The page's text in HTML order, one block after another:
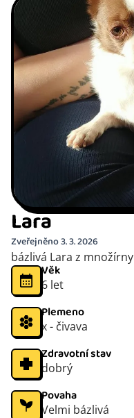
Lara
Zveřejněno 3. 3. 2026
bázlivá Lara z množírny
Věk
6 let
Plemeno
x - čivava
Zdravotní stav
dobrý
Povaha
Velmi bázlivá